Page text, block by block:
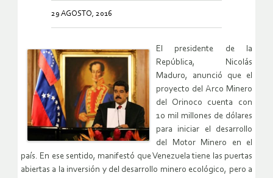
29 AGOSTO, 2016
El presidente de la
República, Nicolás
Maduro, anunció que el
proyecto del Arco Minero
del Orinoco cuenta con
10 mil millones de dólares
para iniciar el desarrollo
del Motor Minero en el
país. En ese sentido, manifestó que Venezuela tiene las puertas
abiertas a la inversión y del desarrollo minero ecológico, pero a